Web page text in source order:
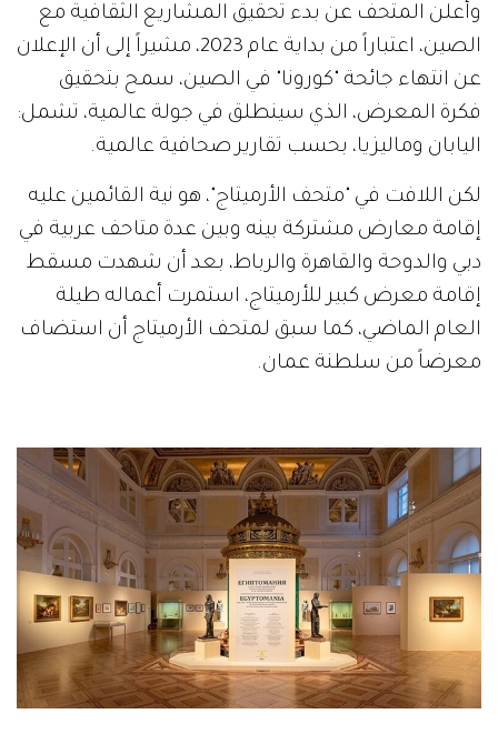
وأعلن المتحف عن بدء تحقيق المشاريع الثقافية مع
الصين، اعتباراً من بداية عام 2023، مشيراً إلى أن الإعلان
عن انتهاء جائحة "كورونا" في الصين، سمح بتحقيق
فكرة المعرض، الذي سينطلق في جولة عالمية، تشمل:
اليابان وماليزيا، بحسب تقارير صحافية عالمية.
لكن اللافت في "متحف الأرميتاج"، هو نية القائمين عليه
إقامة معارض مشتركة بينه وبين عدة متاحف عربية في
دبي والدوحة والقاهرة والرباط، بعد أن شهدت مسقط
إقامة معرض كبير للأرميتاج، استمرت أعماله طيلة
العام الماضي، كما سبق لمتحف الأرميتاج أن استضاف
معرضاً من سلطنة عمان.